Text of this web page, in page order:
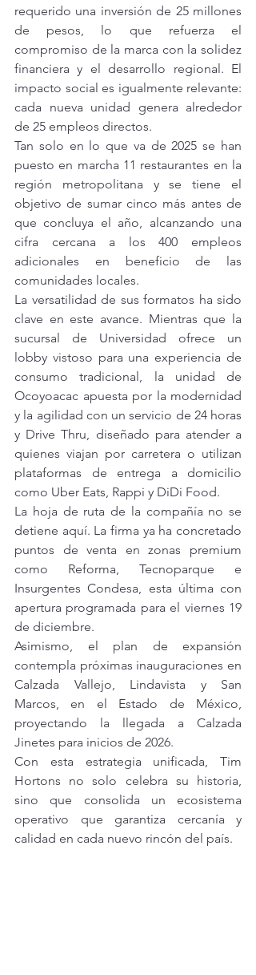
requerido una inversión de 25 millones
de pesos, lo que refuerza el
compromiso de la marca con la solidez
financiera y el desarrollo regional. El
impacto social es igualmente relevante:
cada nueva unidad genera alrededor
de 25 empleos directos.
Tan solo en lo que va de 2025 se han
puesto en marcha 11 restaurantes en la
región metropolitana y se tiene el
objetivo de sumar cinco más antes de
que concluya el año, alcanzando una
cifra cercana a los 400 empleos
adicionales en beneficio de las
comunidades locales.
La versatilidad de sus formatos ha sido
clave en este avance. Mientras que la
sucursal de Universidad ofrece un
lobby vistoso para una experiencia de
consumo tradicional, la unidad de
Ocoyoacac apuesta por la modernidad
y la agilidad con un servicio de 24 horas
y Drive Thru, diseñado para atender a
quienes viajan por carretera o utilizan
plataformas de entrega a domicilio
como Uber Eats, Rappi y DiDi Food.
La hoja de ruta de la compañía no se
detiene aquí. La firma ya ha concretado
puntos de venta en zonas premium
como Reforma, Tecnoparque e
Insurgentes Condesa, esta última con
apertura programada para el viernes 19
de diciembre.
Asimismo, el plan de expansión
contempla próximas inauguraciones en
Calzada Vallejo, Lindavista y San
Marcos, en el Estado de México,
proyectando la llegada a Calzada
Jinetes para inicios de 2026.
Con esta estrategia unificada, Tim
Hortons no solo celebra su historia,
sino que consolida un ecosistema
operativo que garantiza cercanía y
calidad en cada nuevo rincón del país.